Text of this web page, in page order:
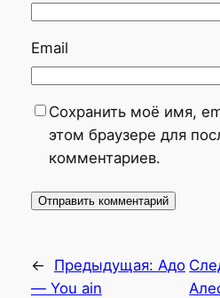
Email
Сохранить моё имя,
этом браузере для
комментариев.
← Предыдущая: Адо
— You ain